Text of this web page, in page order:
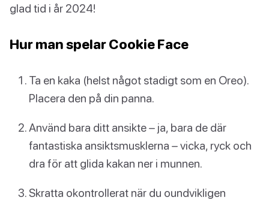
glad tid i år 2024!
Hur man spelar Cookie Face
Ta en kaka (helst något stadigt som en Oreo).
Placera den på din panna.
Använd bara ditt ansikte – ja, bara de där
fantastiska ansiktsmusklerna – vicka, ryck och
dra för att glida kakan ner i munnen.
Skratta okontrollerat när du oundvikligen